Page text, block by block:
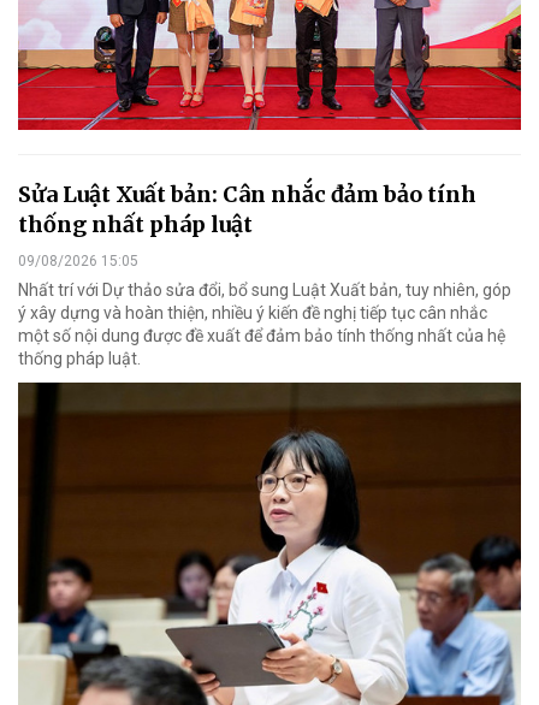
Sửa Luật Xuất bản: Cân nhắc đảm bảo tính
thống nhất pháp luật
09/08/2026 15:05
Nhất trí với Dự thảo sửa đổi, bổ sung Luật Xuất bản, tuy nhiên, góp
ý xây dựng và hoàn thiện, nhiều ý kiến đề nghị tiếp tục cân nhắc
một số nội dung được đề xuất để đảm bảo tính thống nhất của hệ
thống pháp luật.